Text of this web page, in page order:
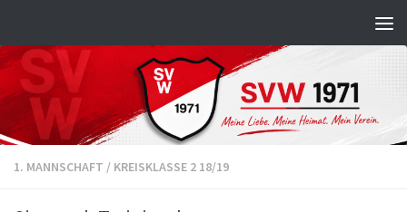
1. MANNSCHAFT / KREISKLASSE 2 18/19